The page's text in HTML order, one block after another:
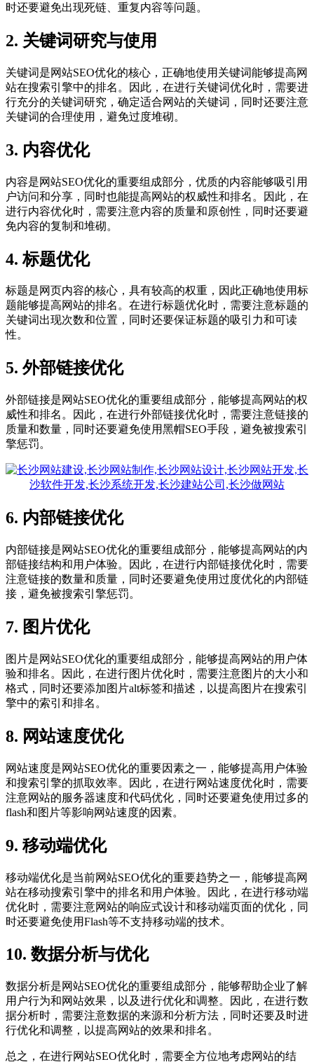
时还要避免出现死链、重复内容等问题。
2. 关键词研究与使用
关键词是网站SEO优化的核心，正确地使用关键词能够提高网
站在搜索引擎中的排名。因此，在进行关键词优化时，需要进
行充分的关键词研究，确定适合网站的关键词，同时还要注意
关键词的合理使用，避免过度堆砌。
3. 内容优化
内容是网站SEO优化的重要组成部分，优质的内容能够吸引用
户访问和分享，同时也能提高网站的权威性和排名。因此，在
进行内容优化时，需要注意内容的质量和原创性，同时还要避
免内容的复制和堆砌。
4. 标题优化
标题是网页内容的核心，具有较高的权重，因此正确地使用标
题能够提高网站的排名。在进行标题优化时，需要注意标题的
关键词出现次数和位置，同时还要保证标题的吸引力和可读
性。
5. 外部链接优化
外部链接是网站SEO优化的重要组成部分，能够提高网站的权
威性和排名。因此，在进行外部链接优化时，需要注意链接的
质量和数量，同时还要避免使用黑帽SEO手段，避免被搜索引
擎惩罚。
6. 内部链接优化
内部链接是网站SEO优化的重要组成部分，能够提高网站的内
部链接结构和用户体验。因此，在进行内部链接优化时，需要
注意链接的数量和质量，同时还要避免使用过度优化的内部链
接，避免被搜索引擎惩罚。
7. 图片优化
图片是网站SEO优化的重要组成部分，能够提高网站的用户体
验和排名。因此，在进行图片优化时，需要注意图片的大小和
格式，同时还要添加图片alt标签和描述，以提高图片在搜索引
擎中的索引和排名。
8. 网站速度优化
网站速度是网站SEO优化的重要因素之一，能够提高用户体验
和搜索引擎的抓取效率。因此，在进行网站速度优化时，需要
注意网站的服务器速度和代码优化，同时还要避免使用过多的
flash和图片等影响网站速度的因素。
9. 移动端优化
移动端优化是当前网站SEO优化的重要趋势之一，能够提高网
站在移动搜索引擎中的排名和用户体验。因此，在进行移动端
优化时，需要注意网站的响应式设计和移动端页面的优化，同
时还要避免使用Flash等不支持移动端的技术。
10. 数据分析与优化
数据分析是网站SEO优化的重要组成部分，能够帮助企业了解
用户行为和网站效果，以及进行优化和调整。因此，在进行数
据分析时，需要注意数据的来源和分析方法，同时还要及时进
行优化和调整，以提高网站的效果和排名。
总之，在进行网站SEO优化时，需要全方位地考虑网站的结